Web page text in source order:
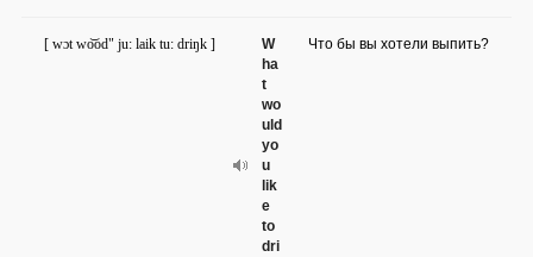
W
ha
t
wo
uld
yo
u
lik
e
to
dri
[ wɔt wo͝od" ju: laik tu: driŋk ] Что бы вы хотели выпить?